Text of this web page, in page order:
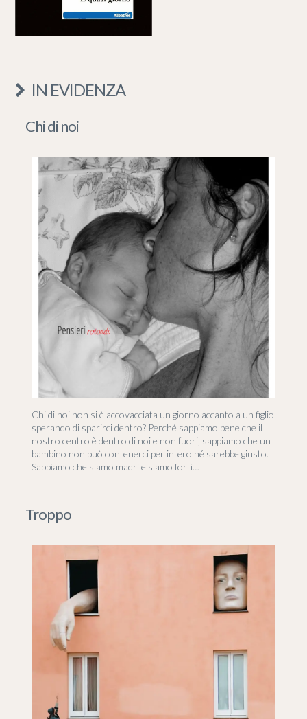
IN EVIDENZA
Chi di noi
Chi di noi non si è accovacciata un giorno accanto a un figlio
sperando di sparirci dentro? Perché sappiamo bene che il
nostro centro è dentro di noi e non fuori, sappiamo che un
bambino non può contenerci per intero né sarebbe giusto.
Sappiamo che siamo madri e siamo forti…
Troppo